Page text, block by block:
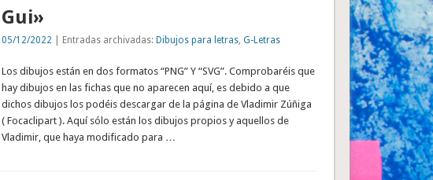
Gui»
05/12/2022 | Entradas archivadas: Dibujos para letras, G-Letras
Los dibujos están en dos formatos “PNG” Y “SVG”. Comprobaréis que
hay dibujos en las fichas que no aparecen aquí, es debido a que
dichos dibujos los podéis descargar de la página de Vladimir Zúñiga
( Focaclipart ). Aquí sólo están los dibujos propios y aquellos de
Vladimir, que haya modificado para …